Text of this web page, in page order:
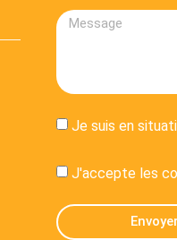
Je suis en
J'accepte les
Envoyer